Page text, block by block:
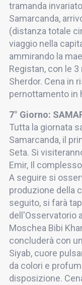
tramanda
Samarcanda,
(distanza totale
viaggio nella
ammirando la
Registan, con le 3
Sherdor. Cena in
pernottamento in
7° Giorno:
Tutta la giornata
Samarcanda, il
Seta. Si
Emir, Il
A seguire si
produzione della
seguito, si farà
dell'Osservatorio
Moschea Bibi
concluderà con
Siyab, cuore
da colori e
disposizione.